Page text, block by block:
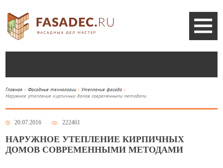
Главная Фасадные технологии
Утепление фасада
Наружное утепление кирпичных домов современными методами
20.07.2016 222461
НАРУЖНОЕ УТЕПЛЕНИЕ КИРПИЧНЫХ
ДОМОВ СОВРЕМЕННЫМИ МЕТОДАМИ